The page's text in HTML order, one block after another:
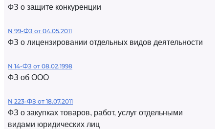
ФЗ о защите конкуренции
N 99-ФЗ от 04.05.2011
ФЗ о лицензировании отдельных видов деятельности
N 14-ФЗ от 08.02.1998
ФЗ об ООО
N 223-ФЗ от 18.07.2011
ФЗ о закупках товаров, работ, услуг отдельными
видами юридических лиц